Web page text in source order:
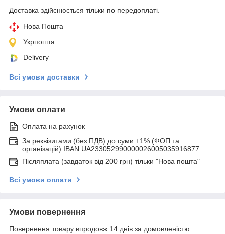
Доставка здійснюється тільки по передоплаті.
Нова Пошта
Укрпошта
Delivery
Всі умови доставки
Умови оплати
Оплата на рахунок
За реквізитами (без ПДВ) до суми +1% (ФОП та
організацій) IBAN UA233052990000026005035916877
Післяплата (завдаток від 200 грн) тільки "Нова пошта"
Всі умови оплати
Умови повернення
Повернення товару впродовж 14 днів за домовленістю